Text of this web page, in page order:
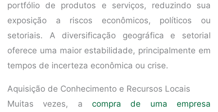
portfólio de produtos e serviços, reduzindo sua
exposição a riscos econômicos, políticos ou
setoriais. A diversificação geográfica e setorial
oferece uma maior estabilidade, principalmente em
tempos de incerteza econômica ou crise.
Aquisição de Conhecimento e Recursos Locais
Muitas vezes, a compra de uma empresa